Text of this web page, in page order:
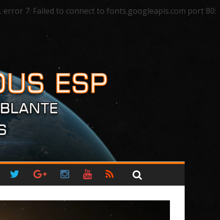
7: Failed to connect to fonts.googleapis.com port 80: